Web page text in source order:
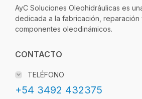
AyC Soluciones Oleohidráulicas es
dedicada a la fabricación, reparación
componentes oleodinámicos.
CONTACTO
TELÉFONO
+54 3492 432375